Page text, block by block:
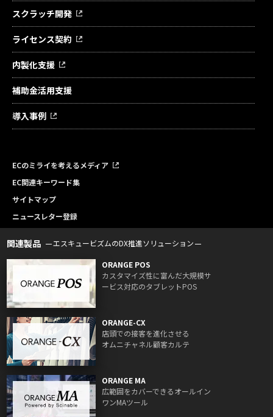
スクラッチ開発
ライセンス契約
内製化支援
補助金活用支援
導入事例
ECのミライを考えるメディア
EC関連キーワード集
サイトマップ
ニュースレター登録
関連製品 エスキュービズムのDX推進ソリューション
ORANGE POS
カスタマイズ性に富んだ大規模サ
ービス対応のタブレットPOS
ORANGE-CX
店頭での接客を進化させる
オムニチャネル顧客カルテ
ORANGE MA
広範囲をカバーできるオールイン
ワンMAツール